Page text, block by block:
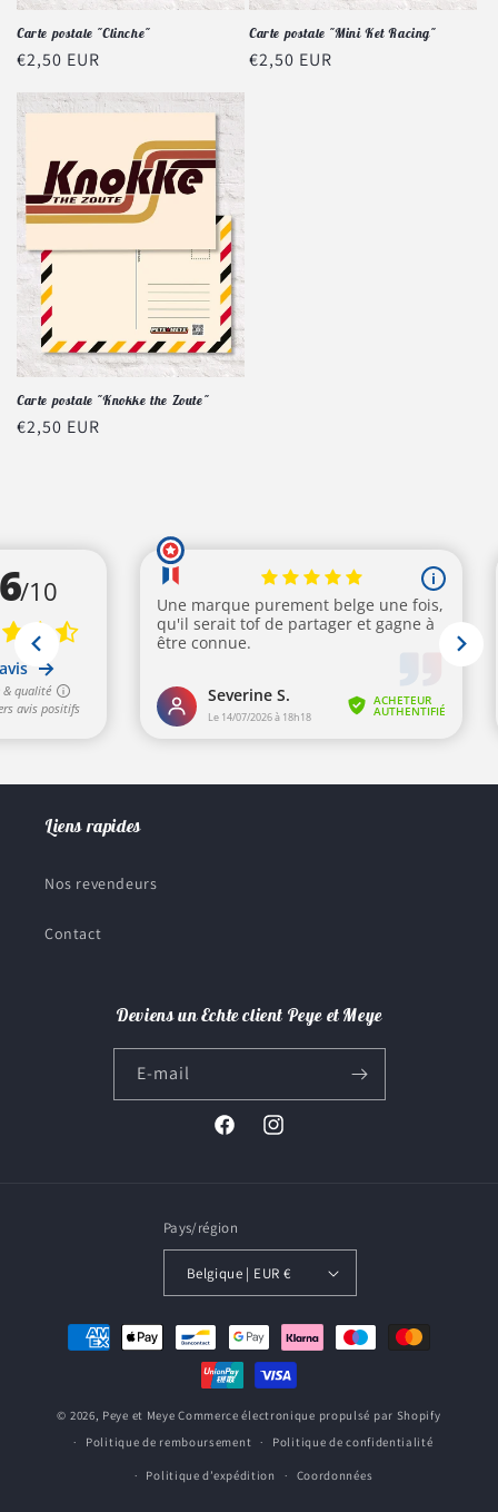
Carte postale "Clinche"
Prix
€2,50 EUR
Carte postale "Mini Ket Racing"
Prix
€2,50 EUR
Carte postale "Knokke the Zoute"
Prix
€2,50 EUR
Liens rapides
Nos revendeurs
Contact
Deviens un Echte client Peye et Meye
E-mail
FacebookInstagram
Pays/région
Belgique | EUR €
Moyens
© 2026, Peye et Meye Commerce électronique propulsé par Shopify
Politique de remboursement
Politique de confidentialité
Politique d’expédition Coordonnées